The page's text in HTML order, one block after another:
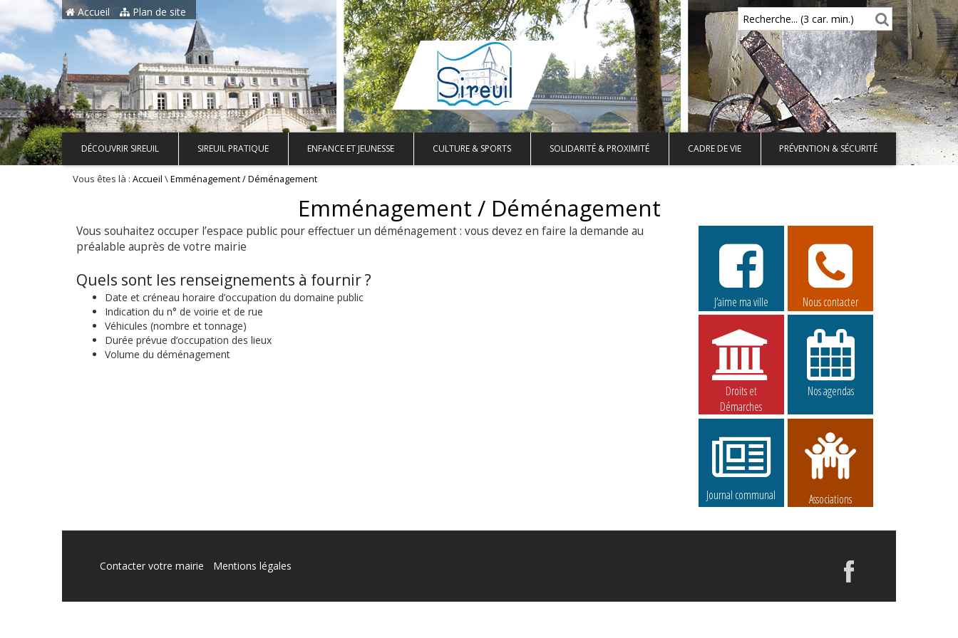
Aller au contenu principal
Accueil Plan de site
Recherche... (3 car. min.)
DÉCOUVRIR SIREUIL SIREUIL PRATIQUE ENFANCE ET JEUNESSE CULTURE & SPORTS SOLIDARITÉ & PROXIMITÉ CADRE DE VIE PRÉVENTION & SÉCURITÉ
Vous êtes là : Accueil \Emménagement / Déménagement
Emménagement / Déménagement
Vous souhaitez occuper l’espace public pour effectuer un déménagement : vous devez en faire la demande au
préalable auprès de votre mairie
Quels sont les renseignements à fournir ?
Date et créneau horaire d’occupation du domaine public
Indication du n° de voirie et de rue
Véhicules (nombre et tonnage)
Durée prévue d’occupation des lieux
Volume du déménagement
J’aime ma ville Nous contacter
Droits et
Démarches
Nos agendas
Journal communal Associations
Contacter votre mairie Mentions légales